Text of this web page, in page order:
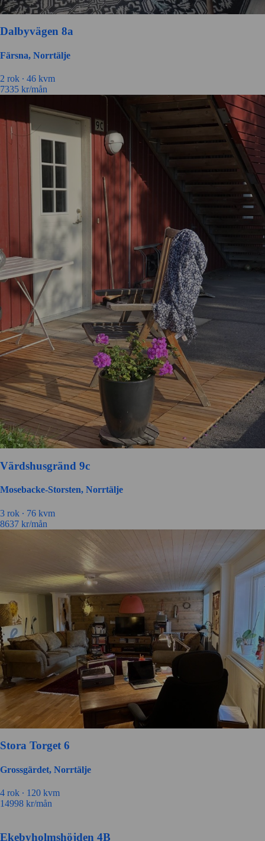
Dalbyvägen 8a
Färsna, Norrtälje
2 rok ∙ 46 kvm
7335 kr/mån
Värdshusgränd 9c
Mosebacke-Storsten, Norrtälje
3 rok ∙ 76 kvm
8637 kr/mån
Stora Torget 6
Grossgärdet, Norrtälje
4 rok ∙ 120 kvm
14998 kr/mån
Ekebyholmshöjden 4B